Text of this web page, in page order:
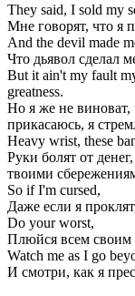
They said, I sold my
Мне говорят, что я
And the devil made
Что дьявол сделал
But it ain't my fault
greatness.
Но я же не виноват,
прикасаюсь, я
Heavy wrist, these
Руки болят от
твоими
So if I'm cursed,
Даже если я
Do your worst,
Плюйся всем своим
Watch me as I go
И смотри, как я